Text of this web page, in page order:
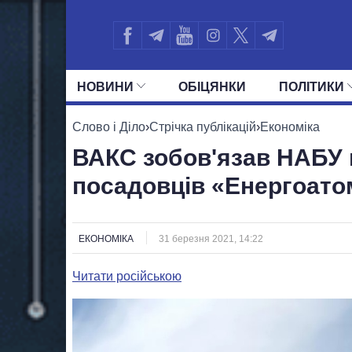
НОВИНИ ОБIЦЯНКИ ПОЛIТИКИ
УСІ ПОЛІТИКИ ПРЕЗИДЕНТ І ОФІС
Слово і Діло›Стрічка публікацій›Економіка
ВАКС зобов'язав НАБУ
посадовців
ЕКОНОМІКА 31 березня 2021, 14:22
Читати російською